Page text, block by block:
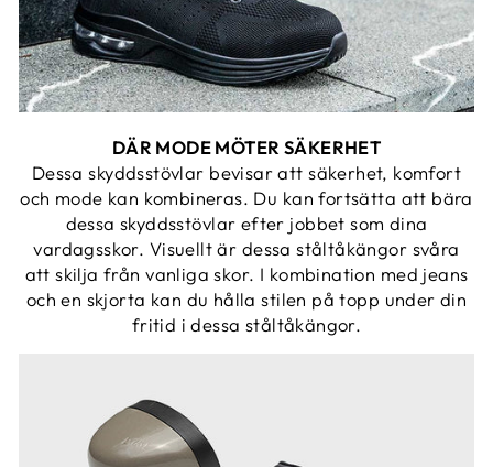
DÄR MODE MÖTER SÄKERHET
Dessa skyddsstövlar bevisar att säkerhet, komfort
och mode kan kombineras. Du kan fortsätta att bära
dessa skyddsstövlar efter jobbet som dina
vardagsskor. Visuellt är dessa ståltåkängor svåra
att skilja från vanliga skor. I kombination med jeans
och en skjorta kan du hålla stilen på topp under din
fritid i dessa ståltåkängor.